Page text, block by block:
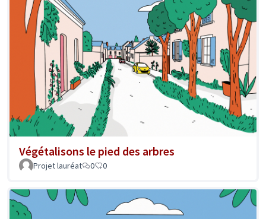
Végétalisons le pied des arbres
Projet lauréat 0 0